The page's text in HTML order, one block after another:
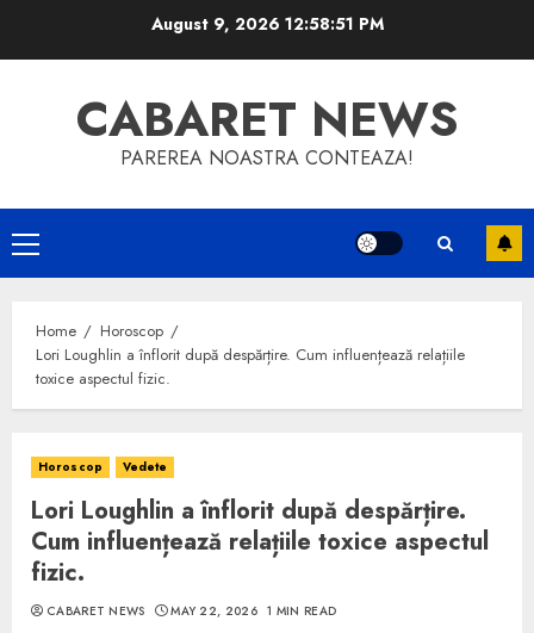
August 9, 2026 12:58:51 PM
CABARET NEWS
PAREREA NOASTRA CONTEAZA!
Primary
Menu
Home
Horoscop
Lori Loughlin a înflorit după despărțire. Cum influențează relațiile
toxice aspectul fizic.
Horoscop Vedete
Lori Loughlin a înflorit după despărțire.
Cum influențează relațiile toxice aspectul
fizic.
CABARET NEWS MAY 22, 2026 1 MIN READ